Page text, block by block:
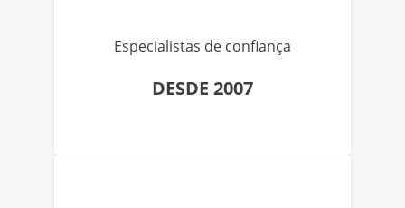
Especialistas de confiança
DESDE 2007